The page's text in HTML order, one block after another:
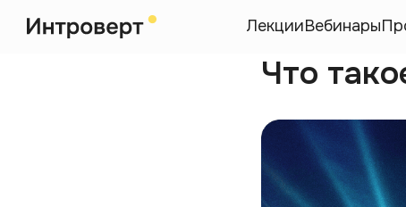
ЛекцииВебинары
Что